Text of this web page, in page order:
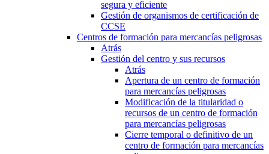
segura y eficiente
Gestión de organismos de certificación de
CCSE
Centros de formación para mercancías peligrosas
Atrás
Gestión del centro y sus recursos
Atrás
Apertura de un centro de formación
para mercancías peligrosas
Modificación de la titularidad o
recursos de un centro de formación
para mercancías peligrosas
Cierre temporal o definitivo de un
centro de formación para mercancías